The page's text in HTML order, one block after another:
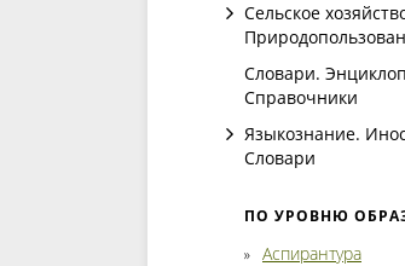
Сельское
Словари.
Справочники
Языкознание.
Словари
ПО УРОВНЮ
Аспирантура